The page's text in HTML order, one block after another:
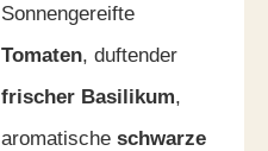
Sonnengereifte
Tomaten, duftender
frischer Basilikum,
aromatische schwarze